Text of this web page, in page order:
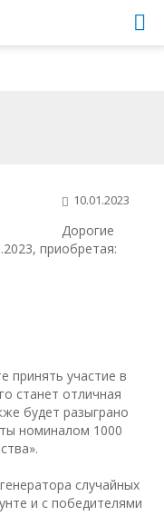
10.01.2023
Дорогие
приобретая:
принять участие в
станет отличная
будет разыграно
номиналом 1000
случайных
и с победителями